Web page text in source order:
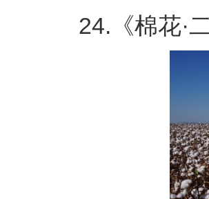
24.《棉花·二